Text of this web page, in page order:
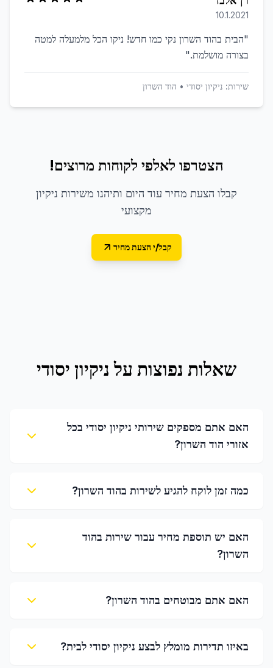
10.1.2021
"הבית בהוד השרון נקי כמו חדש! ניקו הכל מלמעלה למטה
בצורה מושלמת."
שירות: ניקיון יסודי • הוד השרון
הצטרפו לאלפי לקוחות מרוצים!
קבלו הצעת מחיר עוד היום ותיהנו משירות ניקיון
מקצועי
קבל/י הצעת מחיר
שאלות נפוצות על ניקיון יסודי
האם אתם מספקים שירותי ניקיון יסודי בכל
אזורי הוד השרון?
כמה זמן לוקח להגיע לשירות בהוד השרון?
האם יש תוספת מחיר עבור שירות בהוד
השרון?
האם אתם מבוטחים בהוד השרון?
באיזו תדירות מומלץ לבצע ניקיון יסודי לבית?